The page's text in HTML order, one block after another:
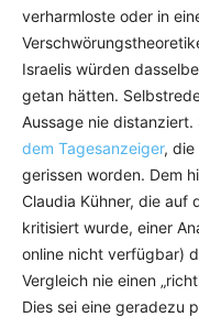
verharmloste oder in
Israelis würden
getan hätten.
Aussage nie
dem Tagesanzeiger, die
gerissen worden. Dem
Claudia Kühner, die auf
kritisiert wurde, einer
online nicht verfügbar)
Vergleich nie einen
Dies sei eine geradezu